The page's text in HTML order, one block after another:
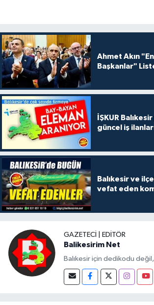
Ahmet Akın "En
Başkanlar"
İŞKUR
güncel iş
Balıkesir ve
vefat eden
GAZETECI | EDITÖR
Balikesirim Net
Balıkesir için dedikodu